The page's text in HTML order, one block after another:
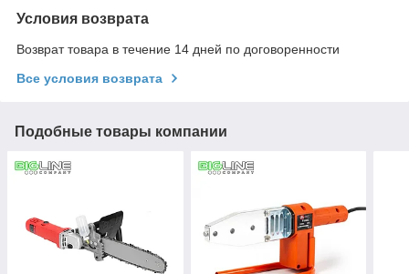
Условия возврата
Возврат товара в течение 14 дней по договоренности
Все условия возврата
Подобные товары компании